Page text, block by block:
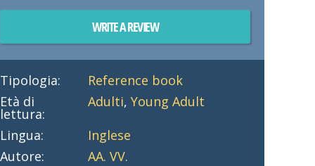
WRITE A REVIEW
Tipologia:
Reference book
Età di
lettura:
Adulti, Young Adult
Lingua:
Inglese
Autore:
AA. VV.